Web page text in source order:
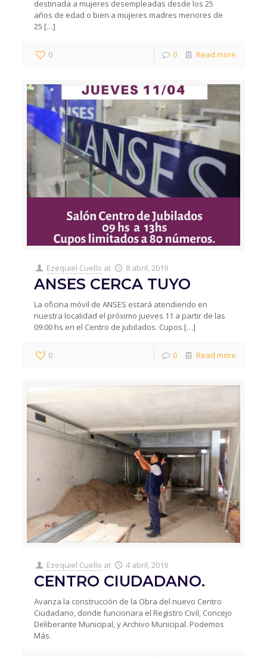
destinada a mujeres desempleadas desde los 25
años de edad o bien a mujeres madres menores de
25 […]
0 0 Read more
Ezequiel Cuello at 8 abril, 2019
ANSES CERCA TUYO
La oficina móvil de ANSES estará atendiendo en
nuestra localidad el próximo jueves 11 a partir de las
09:00 hs en el Centro de jubilados. Cupos […]
0 0 Read more
Ezequiel Cuello at 4 abril, 2019
CENTRO CIUDADANO.
Avanza la construcción de la Obra del nuevo Centro
Ciudadano, donde funcionara el Registro Civil, Concejo
Deliberante Municipal, y Archivo Municipal. Podemos
Más.